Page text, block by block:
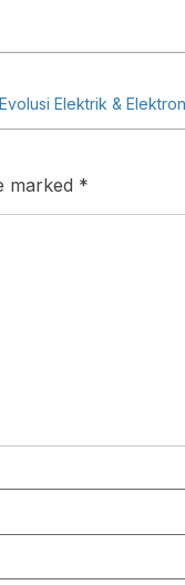
Evolusi Elektrik &
marked *